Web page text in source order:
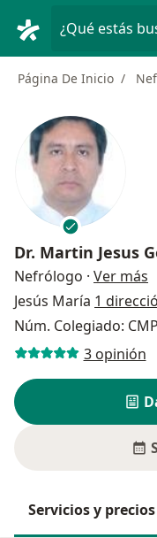
¿Qué estás
Página De Inicio
Dr. Martin Jesus
Nefrólogo · Ver más
Jesús María 1
Núm. Colegiado:
3 opinión
Servicios y precios